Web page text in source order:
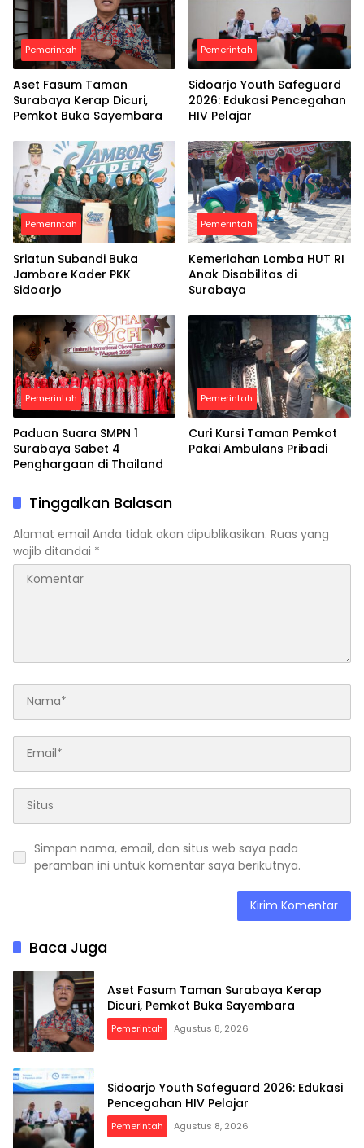
Pemerintah
Aset Fasum Taman
Surabaya Kerap Dicuri,
Pemkot Buka Sayembara
Pemerintah
Sidoarjo Youth Safeguard
2026: Edukasi Pencegahan
HIV Pelajar
Pemerintah
Sriatun Subandi Buka
Jambore Kader PKK
Sidoarjo
Pemerintah
Kemeriahan Lomba HUT RI
Anak Disabilitas di
Surabaya
Pemerintah
Paduan Suara SMPN 1
Surabaya Sabet 4
Penghargaan di Thailand
Pemerintah
Curi Kursi Taman Pemkot
Pakai Ambulans Pribadi
Tinggalkan Balasan
Alamat email Anda tidak akan dipublikasikan. Ruas yang
wajib ditandai *
Simpan nama, email, dan situs web saya pada
peramban ini untuk komentar saya berikutnya.
Baca Juga
Aset Fasum Taman Surabaya Kerap
Dicuri, Pemkot Buka Sayembara
Pemerintah Agustus 8, 2026
Sidoarjo Youth Safeguard 2026: Edukasi
Pencegahan HIV Pelajar
Pemerintah Agustus 8, 2026